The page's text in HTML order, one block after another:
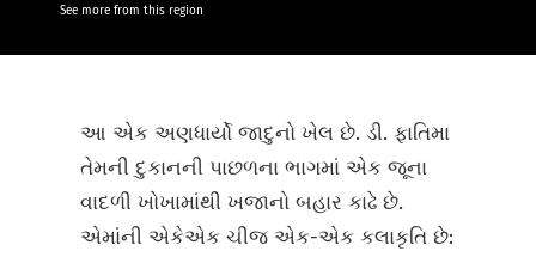
See more from this region
આ એક અણધાર્યો જાદુનો ખેલ છે. ડી. ફાતિમા
તેમની દુકાનની પાછળના ભાગમાં એક જૂના
વાદળી ખોખામાંથી ખજાનો બહાર કાઢે છે.
એમાંની એકેએક ચીજ એક-એક કલાકૃતિ છે: